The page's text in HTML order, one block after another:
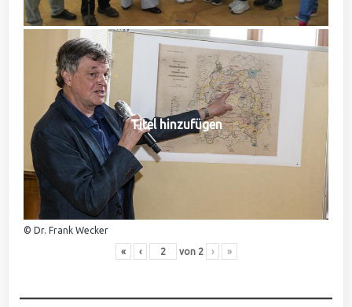
Titel hinzufügen
© Dr. Frank Wecker
« ‹ von 2 › »